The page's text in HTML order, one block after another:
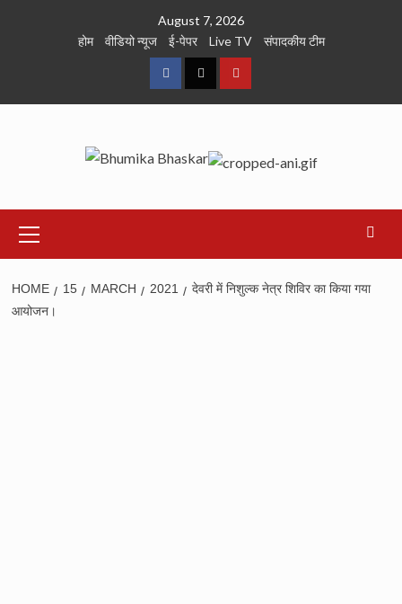
August 7, 2026
होम
वीडियो न्यूज ई-पेपर Live TV संपादकीय टीम
FacebookTwitterYoutube
Menu
HOME 15 MARCH 2021
देवरी में निशुल्क नेत्र शिविर का किया गया
आयोजन।